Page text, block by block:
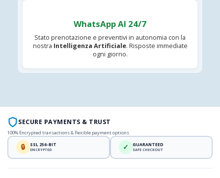
WhatsApp AI 24/7
Stato prenotazione e preventivi in autonomia con la
nostra Intelligenza Artificiale. Risposte immediate
ogni giorno.
SECURE PAYMENTS & TRUST
100% Encrypted transactions & flexible payment options
🔒 SSL 256-BIT
ENCRYPTED ✓ GUARANTEED
SAFE CHECKOUT